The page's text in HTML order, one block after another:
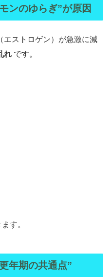
ンのゆらぎ”が原因
エストロゲン）が急激に減
れ です。
す。
年期の共通点”